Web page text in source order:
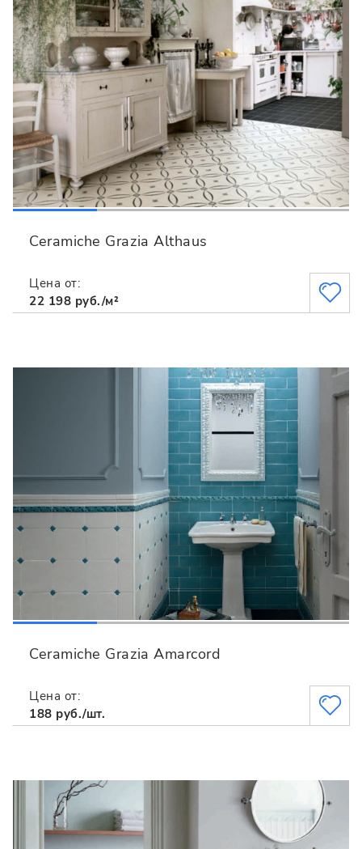
Ceramiche Grazia Althaus
Цена от:
22 198 руб./м²
Ceramiche Grazia Amarcord
Цена от:
188 руб./шт.